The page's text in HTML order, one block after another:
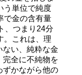
う単位で純度
で金の含有量
、つまり24分
。これは、理
ない、純粋な金
完全に不純物を
ずかながら他の